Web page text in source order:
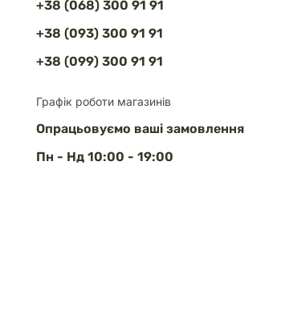
+38 (068) 300 91 91
+38 (093) 300 91 91
+38 (099) 300 91 91
Графік роботи магазинів
Опрацьовуємо ваші замовлення
Пн - Нд 10:00 - 19:00